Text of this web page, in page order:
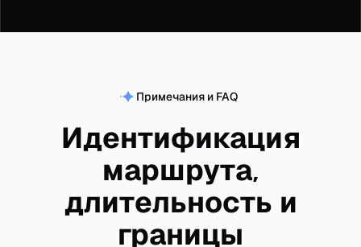
Примечания и FAQ
Идентификация
маршрута,
длительность и
границы